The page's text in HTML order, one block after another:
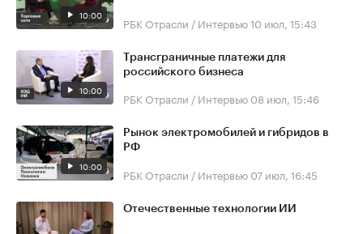
10:00 РБК Отрасли / Интервью10 июл, 15:43
10:00
Трансграничные платежи для
российского бизнеса
РБК Отрасли / Интервью 08 июл, 15:46
10:00
Рынок электромобилей и гибридов в
РФ
РБК Отрасли / Интервью 07 июл, 16:45
Отечественные технологии ИИ